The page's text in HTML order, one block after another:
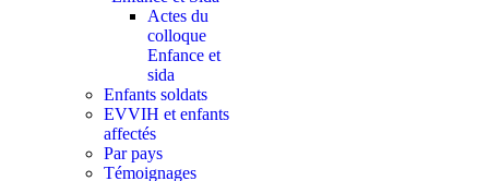
Actes du
colloque
Enfance et
sida
Enfants soldats
EVVIH et enfants
affectés
Par pays
Témoignages